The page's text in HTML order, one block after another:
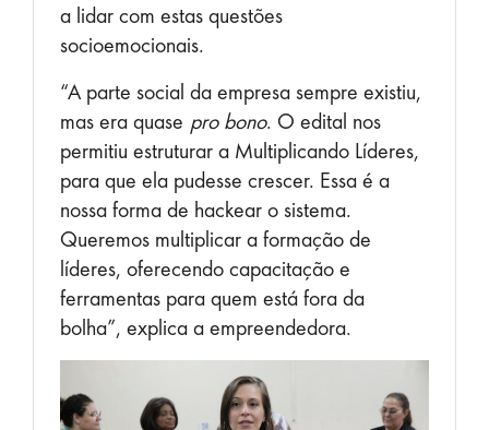
a lidar com estas questões
socioemocionais.
“A parte social da empresa sempre existiu,
mas era quase pro bono. O edital nos
permitiu estruturar a Multiplicando Líderes,
para que ela pudesse crescer. Essa é a
nossa forma de hackear o sistema.
Queremos multiplicar a formação de
líderes, oferecendo capacitação e
ferramentas para quem está fora da
bolha”, explica a empreendedora.